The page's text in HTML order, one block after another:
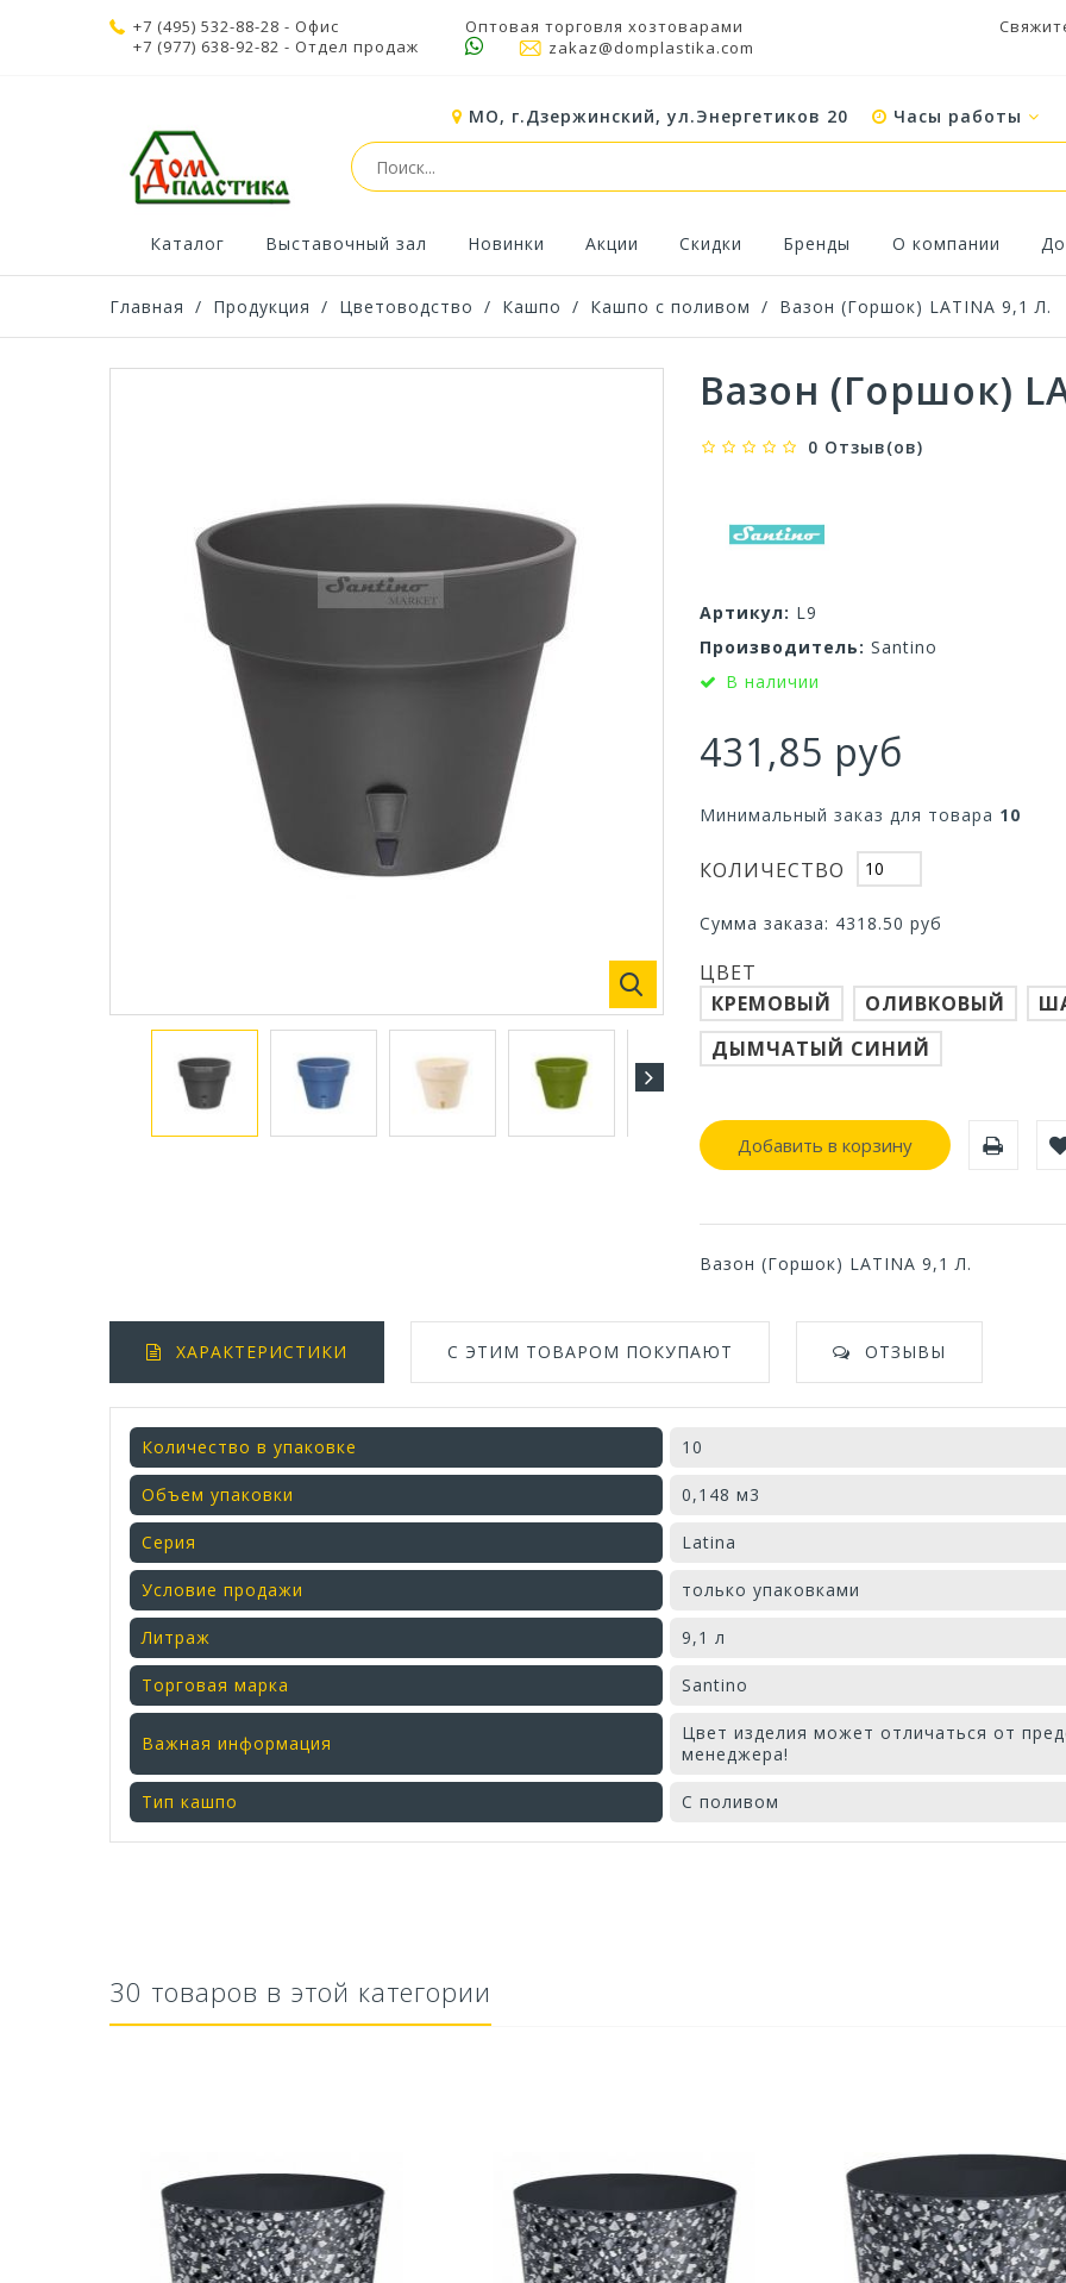
+7 (495) 532-88-28 - Офис
+7 (977) 638-92-82 - Отдел продаж
Оптовая торговля хозтоварами
zakaz@domplastika.com
МО, г.Дзержинский, ул.Энергетиков 20 Часы работы
Каталог Выставочный зал Новинки Акции Скидки Бренды О компании
Главная / Продукция / Цветоводство / Кашпо / Кашпо с поливом / Вазон (Горшок) LATINA 9,1 Л.
Вазон (Горшок)
0 Отзыв(ов)
Артикул: L9
Производитель: Santino
В наличии
431,85 руб
Минимальный заказ для товара 10
КОЛИЧЕСТВО
Сумма заказа: 4318.50 руб
ЦВЕТ
КРЕМОВЫЙ
ОЛИВКОВЫЙ
ДЫМЧАТЫЙ СИНИЙ
Добавить в корзину
Вазон (Горшок) LATINA 9,1 Л.
ХАРАКТЕРИСТИКИ С ЭТИМ ТОВАРОМ ПОКУПАЮТ ОТЗЫВЫ
Количество в упаковке 10
Объем упаковки 0,148 м3
Серия Latina
Условие продажи только упаковками
Литраж 9,1 л
Торговая марка Santino
Важная информация
Цвет изделия может отличаться от
менеджера!
Тип кашпо С поливом
30 товаров в этой категории